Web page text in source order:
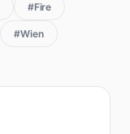
#Fire
#Wien